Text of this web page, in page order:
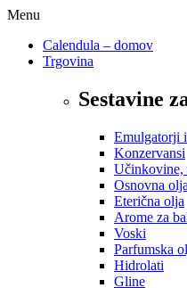
Menu
Calendula – domov
Trgovina
Sestavine
Emulgatorji
Konzervansi
Učinkovine,
Osnovna
Eterična olja
Arome za
Voski
Parfumska
Hidrolati
Gline